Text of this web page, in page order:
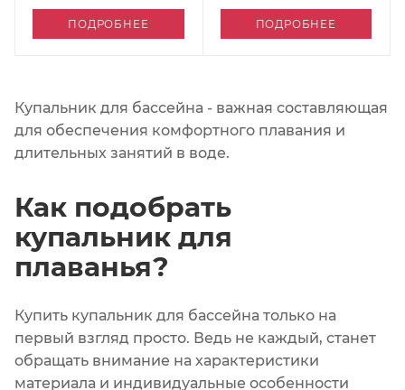
ПОДРОБНЕЕ ПОДРОБНЕЕ
Купальник для бассейна - важная составляющая
для обеспечения комфортного плавания и
длительных занятий в воде.
Как подобрать
купальник для
плаванья?
Купить купальник для бассейна только на
первый взгляд просто. Ведь не каждый, станет
обращать внимание на характеристики
материала и индивидуальные особенности